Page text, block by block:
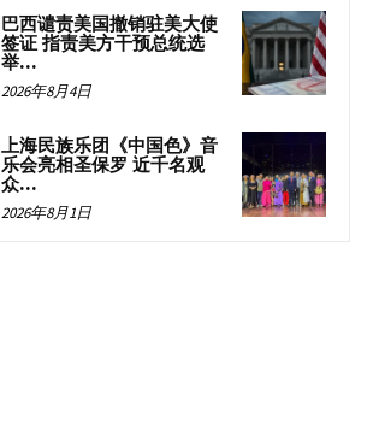
巴西谴责美国撤销驻美大使
签证 指责美方干预总统选
举...
2026年8月4日
上海民族乐团《中国色》音
乐会亮相圣保罗 近千名观
众...
2026年8月1日